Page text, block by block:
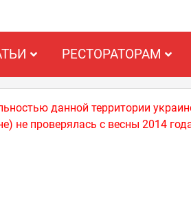
РЕСТОРАТОРАМ
данной территории
не проверялась с весны 2014